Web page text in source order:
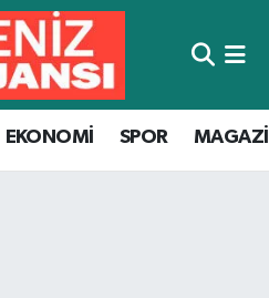
EKONOMİ SPOR
ve Fikstür